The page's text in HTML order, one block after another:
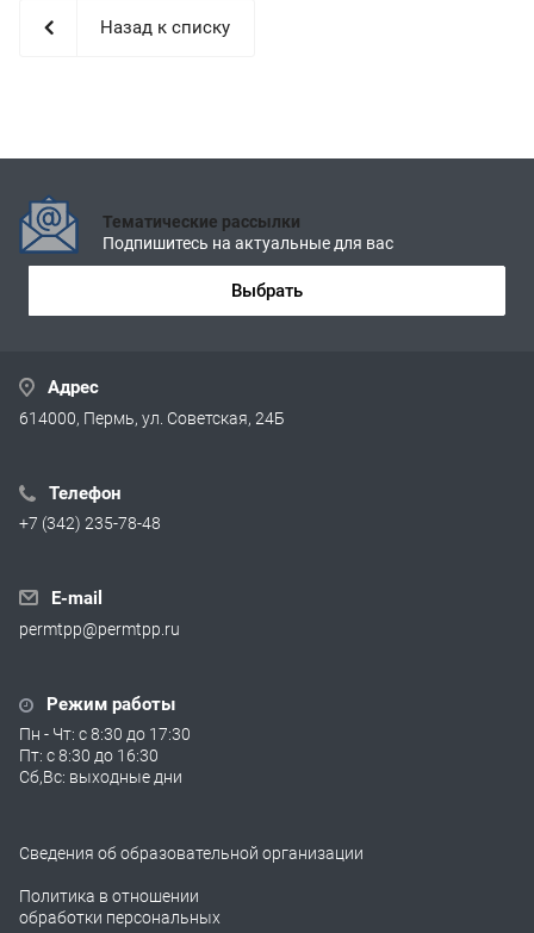
Назад к списку
Тематические рассылки
Подпишитесь на актуальные для вас
Выбрать
Адрес
614000, Пермь, ул. Советская, 24Б
Телефон
+7 (342) 235-78-48
E-mail
permtpp@permtpp.ru
Режим работы
Пн - Чт: с 8:30 до 17:30
Пт: с 8:30 до 16:30
Сб,Вс: выходные дни
Сведения об образовательной организации
Политика в отношении
обработки персональных